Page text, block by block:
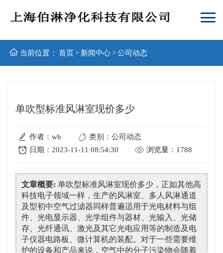
当前位置： 首页> 新闻中心>公司动态
单吹型标准风淋室现价多少
作者：wb
类别：公司动态
日期：2023-11-11 08:54:30
浏览量：1788
文章概要: 单吹型标准风淋室现价多少，正如其他高
科技电子领域一样，生产的风淋室、多人风淋通道
及型初中空气过滤器同样普遍适用于光电材料与组
件、光电显示器、光学组件与器材、光输入、光储
存、光纤通讯、激光及其它光电应用等的制造及电
子仪器电路板、微计算机的装配。对于一些需要维
护的设备和产品来说，空气中的分子污染物会随着